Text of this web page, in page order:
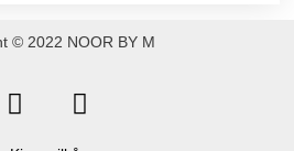
© 2022 NOOR BY M
F
a
c
I
n